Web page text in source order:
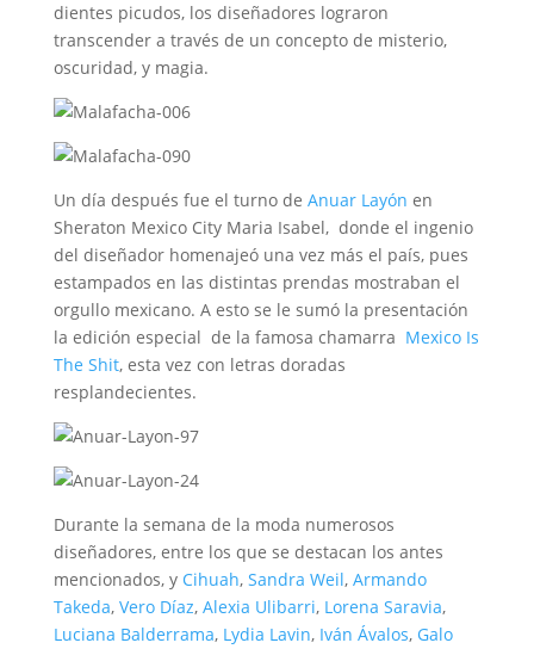
dientes picudos, los diseñadores lograron
transcender a través de un concepto de misterio,
oscuridad, y magia.
Un día después fue el turno de Anuar Layón en
Sheraton Mexico City Maria Isabel, donde el ingenio
del diseñador homenajeó una vez más el país, pues
estampados en las distintas prendas mostraban el
orgullo mexicano. A esto se le sumó la presentación
la edición especial de la famosa chamarra Mexico Is
The Shit, esta vez con letras doradas
resplandecientes.
Durante la semana de la moda numerosos
diseñadores, entre los que se destacan los antes
mencionados, yCihuah, Sandra Weil, Armando
Takeda, Vero Díaz, Alexia Ulibarri,Lorena Saravia,
Luciana Balderrama, Lydia Lavin, Iván Ávalos, Galo